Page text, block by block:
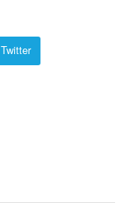
Twitter